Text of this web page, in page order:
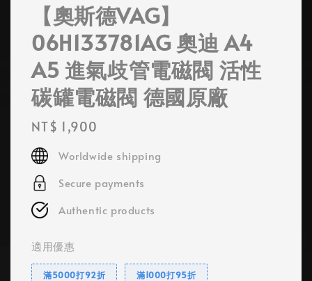
【奧斯德VAG】
06H133781AG 奧迪 A4
A5 進氣歧管電磁閥 活性
碳罐電磁閥 德國原廠
Regular
price
NT$ 1,900
Worldwide shipping
Secure payments
Authentic products
適用優惠
滿5000打92折 滿1000打95折